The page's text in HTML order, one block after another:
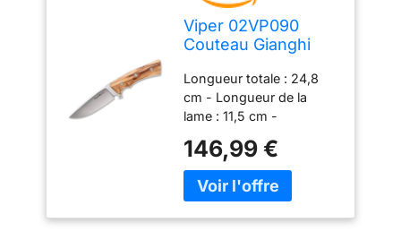
Viper 02VP090
Couteau Gianghi
la lame : 11,5 cm,
multicolore
Longueur totale : 24,8
cm - Longueur de la
lame : 11,5 cm -
mm Poids : 240 g
Matériau de la lame :
N690 Matériau du
146,99 €